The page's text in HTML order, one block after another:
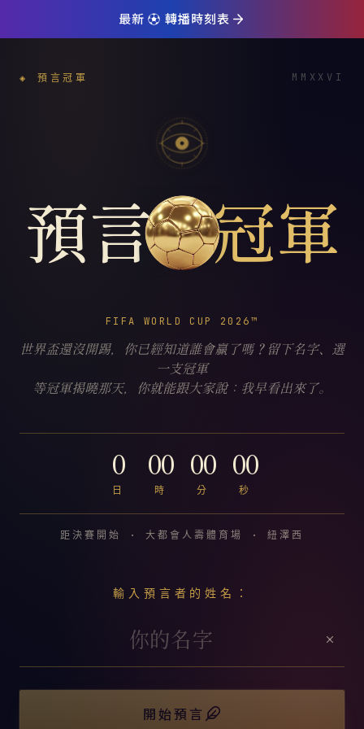
最新 ⚽️ 轉播時刻表
◈ 預言冠軍 MMXXVI
預言 冠軍
FIFA WORLD CUP 2026™
世界盃還沒開踢，你已經知道誰會贏了嗎？留下名字、選
一支冠軍
等冠軍揭曉那天，你就能跟大家說：我早看出來了。
0
日
00
時
00
分
00
秒
距決賽開始 · 大都會人壽體育場 · 紐澤西
輸入預言者的姓名：
開始預言